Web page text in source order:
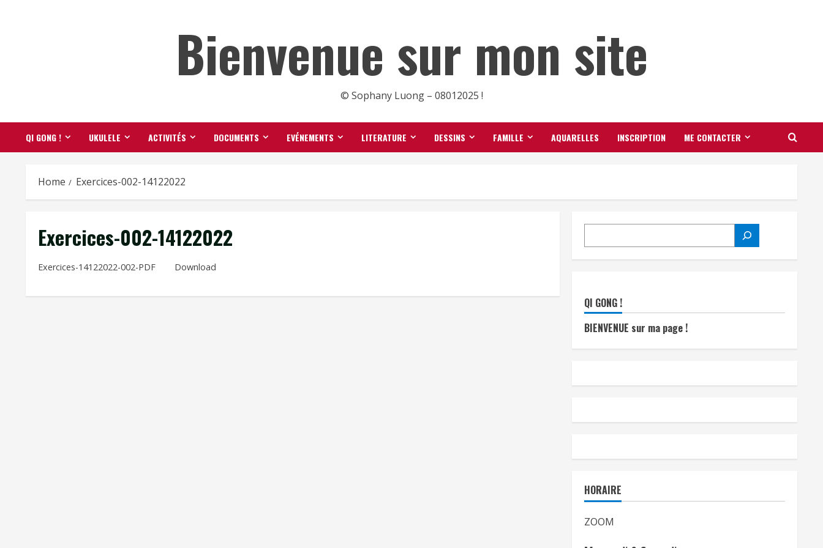
Bienvenue sur mon site
© Sophany Luong – 08012025 !
QI GONG ! UKULELE ACTIVITÉS DOCUMENTS EVÉNEMENTS LITERATURE DESSINS FAMILLE AQUARELLES INSCRIPTION ME CONTACTER
Home Exercices-002-14122022
Exercices-002-14122022
Exercices-14122022-002-PDF Download
QI GONG !
BIENVENUE sur ma page !
HORAIRE
ZOOM